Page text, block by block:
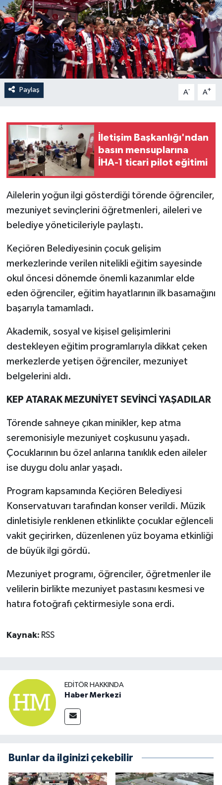
Paylaş A- A+
İletişim Başkanlığı'ndan
basın mensuplarına
İHA-1 ticari pilot eğitimi
Ailelerin yoğun ilgi gösterdiği törende öğrenciler,
mezuniyet sevinçlerini öğretmenleri, aileleri ve
belediye yöneticileriyle paylaştı.
Keçiören Belediyesinin çocuk gelişim
merkezlerinde verilen nitelikli eğitim sayesinde
okul öncesi dönemde önemli kazanımlar elde
eden öğrenciler, eğitim hayatlarının ilk basamağını
başarıyla tamamladı.
Akademik, sosyal ve kişisel gelişimlerini
destekleyen eğitim programlarıyla dikkat çeken
merkezlerde yetişen öğrenciler, mezuniyet
belgelerini aldı.
KEP ATARAK MEZUNİYET SEVİNCİ YAŞADILAR
Törende sahneye çıkan minikler, kep atma
seremonisiyle mezuniyet coşkusunu yaşadı.
Çocuklarının bu özel anlarına tanıklık eden aileler
ise duygu dolu anlar yaşadı.
Program kapsamında Keçiören Belediyesi
Konservatuvarı tarafından konser verildi. Müzik
dinletisiyle renklenen etkinlikte çocuklar eğlenceli
vakit geçirirken, düzenlenen yüz boyama etkinliği
de büyük ilgi gördü.
Mezuniyet programı, öğrenciler, öğretmenler ile
velilerin birlikte mezuniyet pastasını kesmesi ve
hatıra fotoğrafı çektirmesiyle sona erdi.
Kaynak: RSS
EDITÖR HAKKINDA
Haber Merkezi
Bunlar da ilginizi çekebilir